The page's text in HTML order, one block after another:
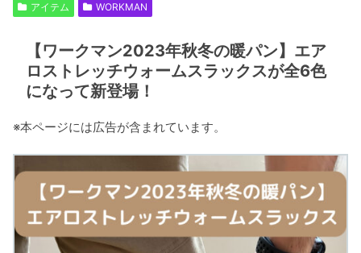
アイテム WORKMAN
【ワークマン2023年秋冬の暖パン】エア
ロストレッチウォームスラックスが全6色
になって新登場！
※本ページには広告が含まれています。